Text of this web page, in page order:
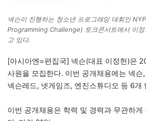
넥슨이 진행하는 청소년 프로그래밍 대회인
Programming Challenge) 토크콘서트에서 이
고 있다.
[아시아엔=편집국] 넥슨(대표 이정헌)은
사원을 모집한다. 이번 공개채용에는 넥슨
넥슨레드, 넷게임즈, 엔진스튜디오 등 6개
이번 공개채용은 학력 및 경력과 무관하